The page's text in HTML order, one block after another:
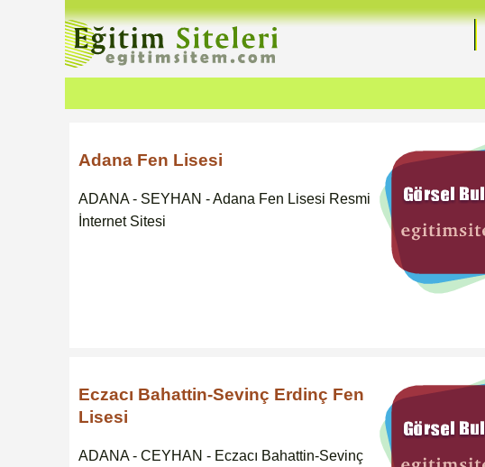
Adana Fen Lisesi
ADANA - SEYHAN - Adana Fen Lisesi Resmi
İnternet Sitesi
Eczacı Bahattin-Sevinç Erdinç Fen
Lisesi
ADANA - CEYHAN - Eczacı Bahattin-Sevinç